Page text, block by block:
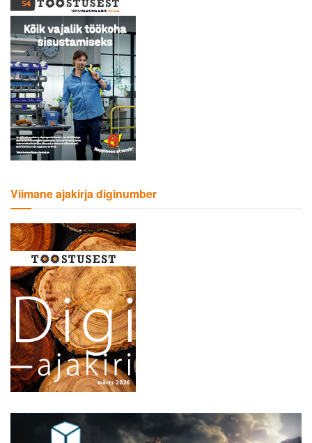
Viimane ajakirja diginumber